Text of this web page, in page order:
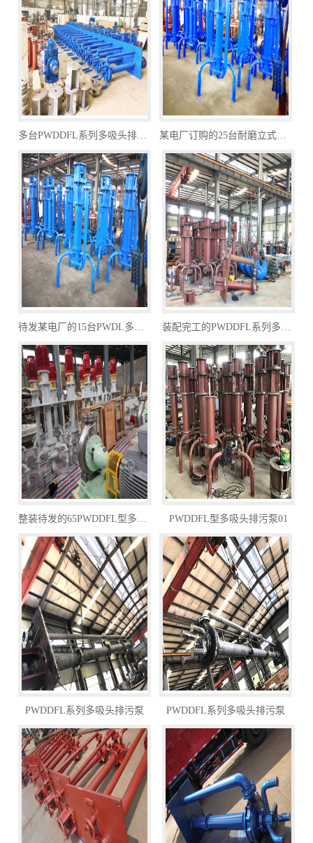
多台PWDDFL系列多吸头排污泵 某电厂订购的25台耐磨立式防淤多吸头排污水泵
待发某电厂的15台PWDL多吸头排污泵 装配完工的PWDDFL系列多吸头排污泵
整装待发的65PWDDFL型多吸头排污泵 PWDDFL型多吸头排污泵01
PWDDFL系列多吸头排污泵 PWDDFL系列多吸头排污泵